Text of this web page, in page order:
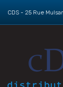
CDS - 25 Rue